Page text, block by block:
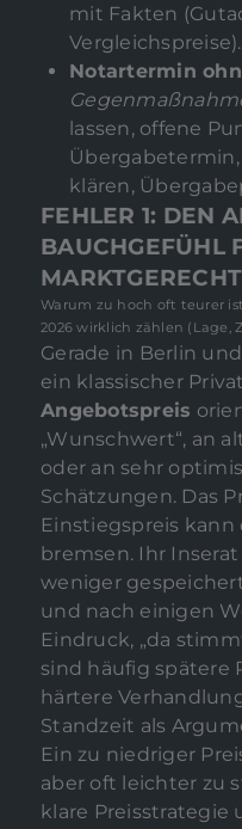
mit Fakten
Vergleichspreise).
Notartermin
lassen, offene
klären,
FEHLER 1: DEN
BAUCHGEFÜHL
Warum zu hoch oft teurer
2026 wirklich zählen (Lage,
Gerade in Berlin
ein klassischer
Angebotspreis
„Wunschwert“, an
oder an sehr
Schätzungen. Das
Einstiegspreis
bremsen. Ihr
weniger
und nach einigen
Eindruck, „da
sind häufig spätere
härtere
Standzeit als
Ein zu niedriger
aber oft leichter zu
klare Preisstrategie